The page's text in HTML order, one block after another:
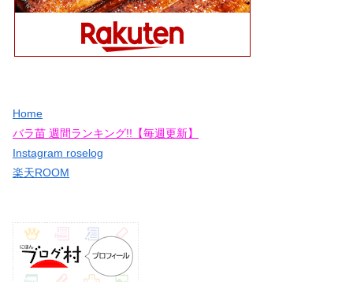
Home
バラ苗 週間ランキング!!【毎週更新】
Instagram roselog
楽天ROOM